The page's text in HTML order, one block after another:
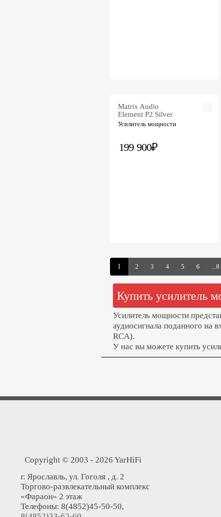
Matrix Audio
Element P2 Silver
Усилитель мощности
199 900₽
1 ...8
Купить усилитель
Усилитель мощности
аудиосигнала поданного на
RCA).
У нас вы можете купить
Copyright © 2003 - 2026 YarHiFi
г. Ярославль, ул. Гоголя , д. 2
Торгово-развлекательный комплекс
«Фараон» 2 этаж
Телефоны: 8(4852)45-50-50,